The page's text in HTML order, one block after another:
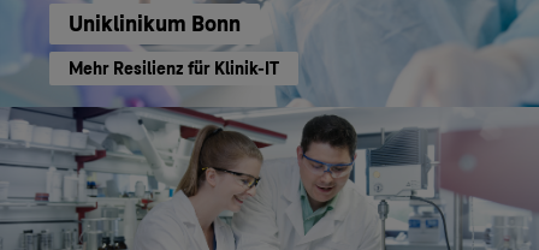
Uniklinikum Bonn
Mehr Resilienz für Klinik-IT